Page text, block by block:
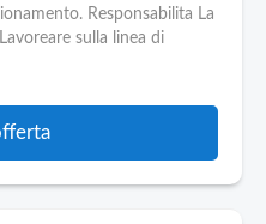
Responsabilita La
sulla linea di